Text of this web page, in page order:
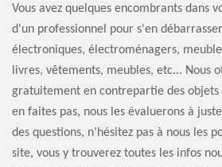
Vous avez quelques encombrants dans
d'un professionnel pour s'en
électroniques, électroménagers,
livres, vêtements, meubles, etc... Nous
gratuitement en contrepartie des objets
en faites pas, nous les évaluerons à
des questions, n'hésitez pas à nous les
site, vous y trouverez toutes les infos